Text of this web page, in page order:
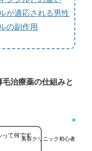
が適応される男性
の副作用
毛治療薬の仕組みと
美容クリニック初心者
って何です